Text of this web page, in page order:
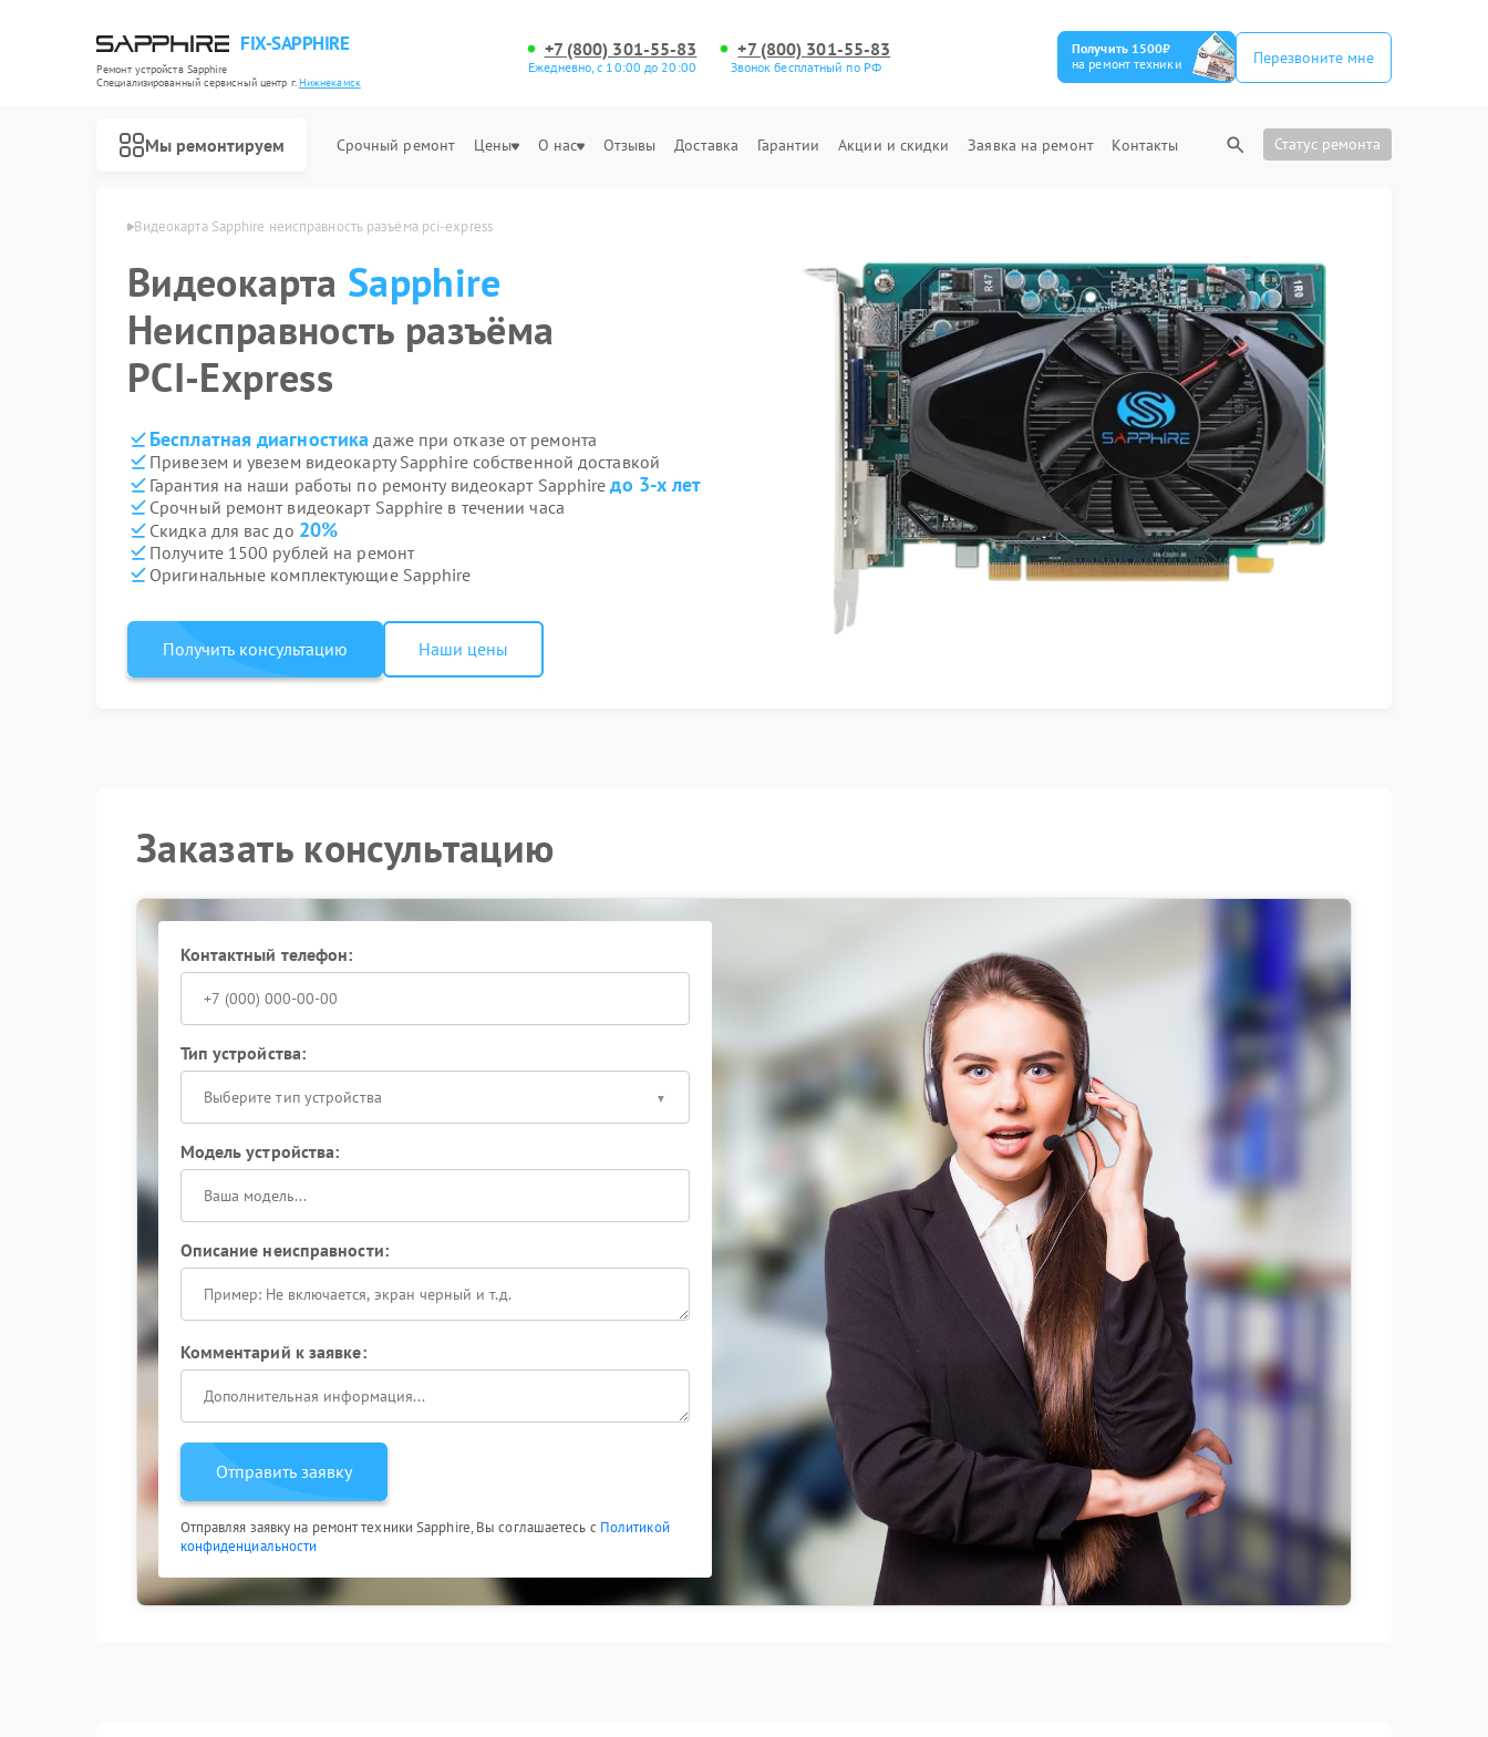
FIX-SAPPHIRE
Ремонт устройств Sapphire
Специализированный cервисный центр г.Нижнекамск
+7 (800) 301-55-83
Ежедневно, с 10:00 до 20:00
+7 (800) 301-55-83
Звонок бесплатный по РФ
Получить 1500₽
на ремонт техники
Перезвоните мне
Мы ремонтируем Срочный ремонт Цены О нас Отзывы Доставка Гарантии Акции и скидки Заявка на ремонт Контакты Статус ремонта
Видеокарта Sapphire неисправность разъёма pci‑express
Видеокарта Sapphire
Неисправность разъёма
PCI‑Express
Бесплатная диагностика даже при отказе от ремонта
Привезем и увезем видеокарту Sapphire собственной доставкой
Гарантия на наши работы по ремонту видеокарт Sapphireдо 3-х лет
Срочный ремонт видеокарт Sapphire в течении часа
Скидка для вас до 20%
Получите 1500 рублей на ремонт
Оригинальные комплектующие Sapphire
Получить консультацию Наши цены
Заказать консультацию
Контактный телефон:
Тип устройства:
Выберите тип устройства
Модель устройства:
Описание неисправности:
Комментарий к заявке:
Отправить заявку
Отправляя заявку на ремонт техники Sapphire, Вы соглашаетесь с Политикой
конфиденциальности